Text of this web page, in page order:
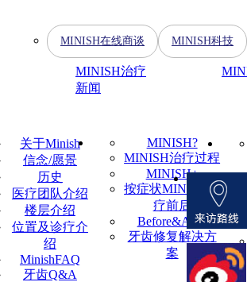
MINISH治疗
新闻
MINISH在线商谈 MINISH科技
关于Minish
信念/愿景
历史
医疗团队介绍
楼层介绍
位置及诊疗介
绍
MinishFAQ
牙齿Q&A
MINISH?
MINISH治疗过程
MINISH+
按症状MINISH治
疗前后
Before&After
牙齿修复解决方
案